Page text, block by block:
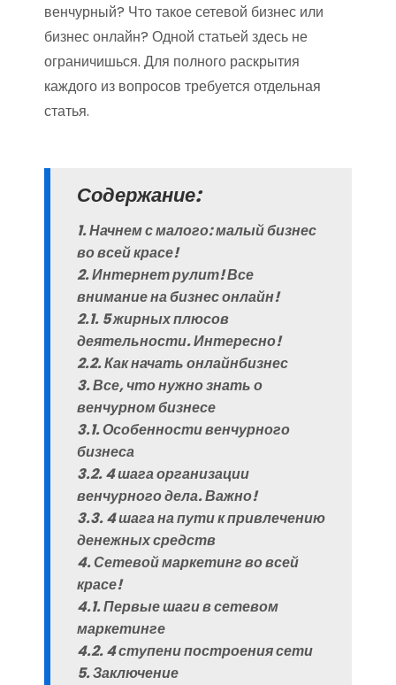
венчурный? Что такое сетевой бизнес или
бизнес онлайн? Одной статьей здесь не
ограничишься. Для полного раскрытия
каждого из вопросов требуется отдельная
статья.
Содержание:
1. Начнем с малого: малый бизнес
во всей красе!
2. Интернет рулит! Все
внимание на бизнес онлайн!
2.1. 5 жирных плюсов
деятельности. Интересно!
2.2. Как начать онлайнбизнес
3. Все, что нужно знать о
венчурном бизнесе
3.1. Особенности венчурного
бизнеса
3.2. 4 шага организации
венчурного дела. Важно!
3.3. 4 шага на пути к привлечению
денежных средств
4. Сетевой маркетинг во всей
красе!
4.1. Первые шаги в сетевом
маркетинге
4.2. 4 ступени построения сети
5. Заключение